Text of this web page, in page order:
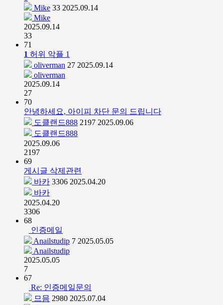
Mike 33 2025.09.14
Mike
2025.09.14
33
71
1 허위 악플 1
oliverman 27 2025.09.14
oliverman
2025.09.14
27
70
안녕하세요, 아이피 차단 문의 드립니다
도클랜드888 2197 2025.09.06
도클랜드888
2025.09.06
2197
69
게시글 삭제관련
바카 3306 2025.04.20
바카
2025.04.20
3306
68
인증메일
Anailstudip 7 2025.05.05
Anailstudip
2025.05.05
7
67
Re: 인증메일문의
므믐 2980 2025.07.04